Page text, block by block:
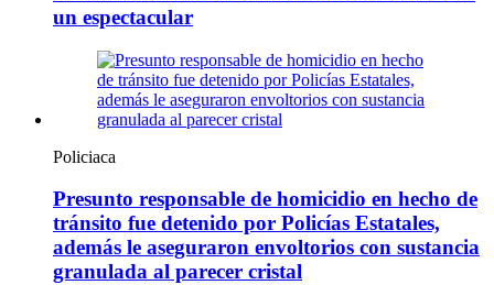
un espectacular
Policiaca
Presunto responsable de homicidio en hecho de
tránsito fue detenido por Policías Estatales,
además le aseguraron envoltorios con sustancia
granulada al parecer cristal